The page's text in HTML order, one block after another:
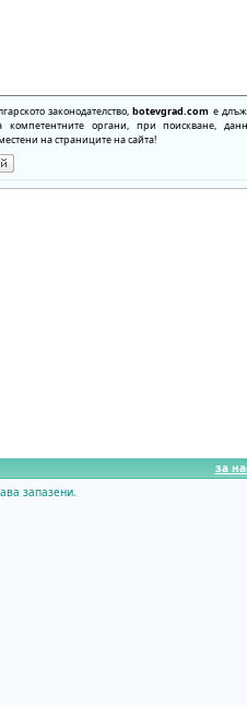
законодателство,botevgrad.com е
компетентните органи, при поискване,
на страниците на сайта!
за
запазени.